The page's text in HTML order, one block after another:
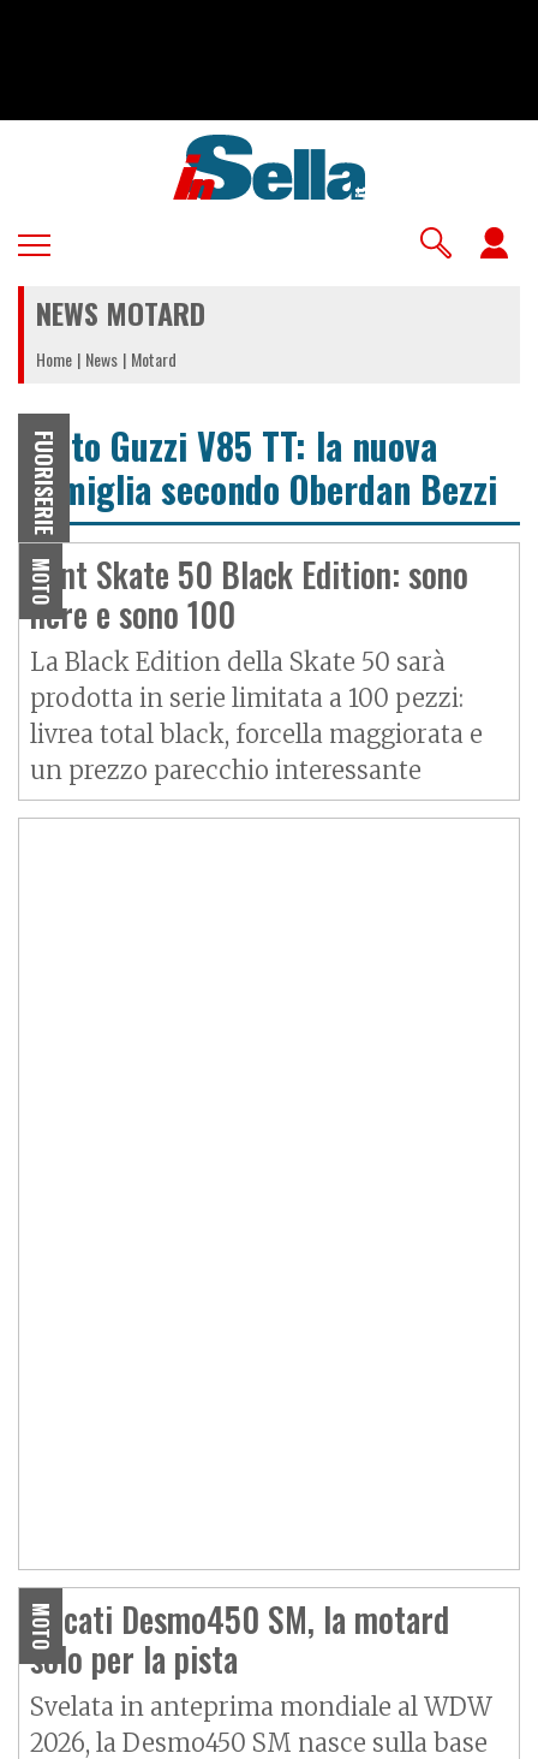
NEWS MOTARD
Home News Motard
FUORISERIE
Moto Guzzi V85 TT: la nuova
famiglia secondo Oberdan Bezzi
MOTO
Vent Skate 50 Black Edition: sono
nere e sono 100
La Black Edition della Skate 50 sarà
prodotta in serie limitata a 100 pezzi:
livrea total black, forcella maggiorata e
un prezzo parecchio interessante
MOTO
Ducati Desmo450 SM, la motard
solo per la pista
Svelata in anteprima mondiale al WDW
2026, la Desmo450 SM nasce sulla base